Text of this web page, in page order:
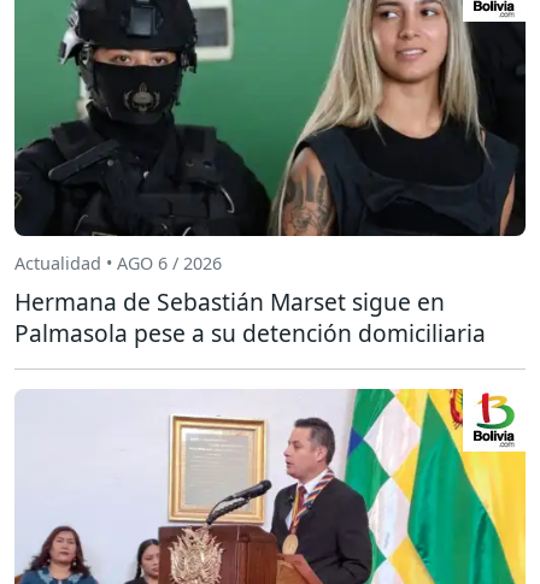
Actualidad • AGO 6 / 2026
Hermana de Sebastián Marset sigue en
Palmasola pese a su detención domiciliaria